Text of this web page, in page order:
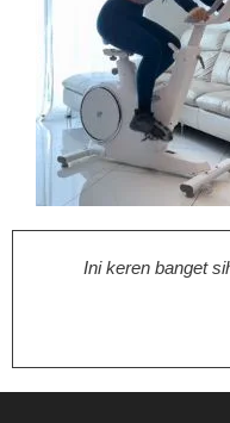
Ini keren banget